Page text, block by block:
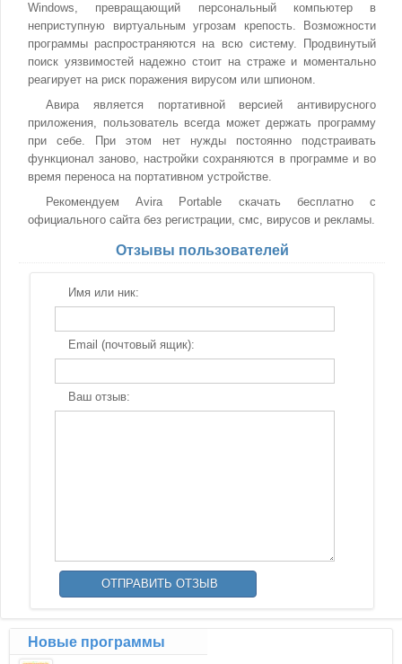
Windows, превращающий персональный компьютер в
неприступную виртуальным угрозам крепость. Возможности
программы распространяются на всю систему. Продвинутый
поиск уязвимостей надежно стоит на страже и моментально
реагирует на риск поражения вирусом или шпионом.
Авира является портативной версией антивирусного
приложения, пользователь всегда может держать программу
при себе. При этом нет нужды постоянно подстраивать
функционал заново, настройки сохраняются в программе и во
время переноса на портативном устройстве.
Рекомендуем Avira Portable скачать бесплатно с
официального сайта без регистрации, смс, вирусов и рекламы.
Отзывы пользователей
Имя или ник:
Email (почтовый ящик):
Ваш отзыв:
Новые программы